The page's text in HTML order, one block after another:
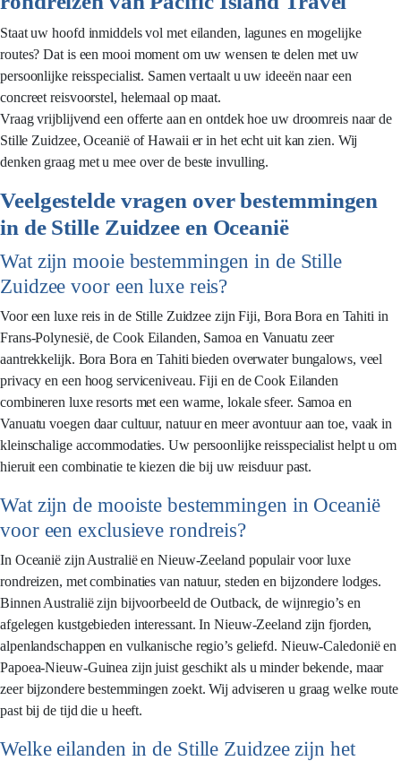
Staat uw hoofd inmiddels vol met eilanden, lagunes en mogelijke
routes? Dat is een mooi moment om uw wensen te delen met uw
persoonlijke reisspecialist. Samen vertaalt u uw ideeën naar een
concreet reisvoorstel, helemaal op maat.
Vraag vrijblijvend een offerte aan en ontdek hoe uw droomreis naar de
Stille Zuidzee, Oceanië of Hawaii er in het echt uit kan zien. Wij
denken graag met u mee over de beste invulling.
Veelgestelde vragen over bestemmingen
in de Stille Zuidzee en Oceanië
Wat zijn mooie bestemmingen in de Stille
Zuidzee voor een luxe reis?
Voor een luxe reis in de Stille Zuidzee zijn Fiji, Bora Bora en Tahiti in
Frans-Polynesië, de Cook Eilanden, Samoa en Vanuatu zeer
aantrekkelijk. Bora Bora en Tahiti bieden overwater bungalows, veel
privacy en een hoog serviceniveau. Fiji en de Cook Eilanden
combineren luxe resorts met een warme, lokale sfeer. Samoa en
Vanuatu voegen daar cultuur, natuur en meer avontuur aan toe, vaak in
kleinschalige accommodaties. Uw persoonlijke reisspecialist helpt u om
hieruit een combinatie te kiezen die bij uw reisduur past.
Wat zijn de mooiste bestemmingen in Oceanië
voor een exclusieve rondreis?
In Oceanië zijn Australië en Nieuw-Zeeland populair voor luxe
rondreizen, met combinaties van natuur, steden en bijzondere lodges.
Binnen Australië zijn bijvoorbeeld de Outback, de wijnregio’s en
afgelegen kustgebieden interessant. In Nieuw-Zeeland zijn fjorden,
alpenlandschappen en vulkanische regio’s geliefd. Nieuw-Caledonië en
Papoea-Nieuw-Guinea zijn juist geschikt als u minder bekende, maar
zeer bijzondere bestemmingen zoekt. Wij adviseren u graag welke route
past bij de tijd die u heeft.
Welke eilanden in de Stille Zuidzee zijn het